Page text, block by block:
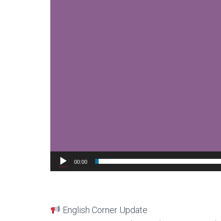
00:00
English Corner Update